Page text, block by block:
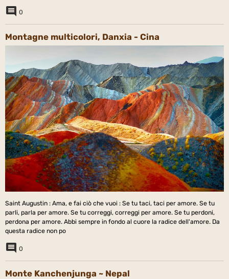
0
Montagne multicolori, Danxia - Cina
Saint Augustin : Ama, e fai ciò che vuoi : Se tu taci, taci per amore. Se tu
parli, parla per amore. Se tu correggi, correggi per amore. Se tu perdoni,
perdona per amore. Abbi sempre in fondo al cuore la radice dell'amore. Da
questa radice non po
0
Monte Kanchenjunga ~ Nepal